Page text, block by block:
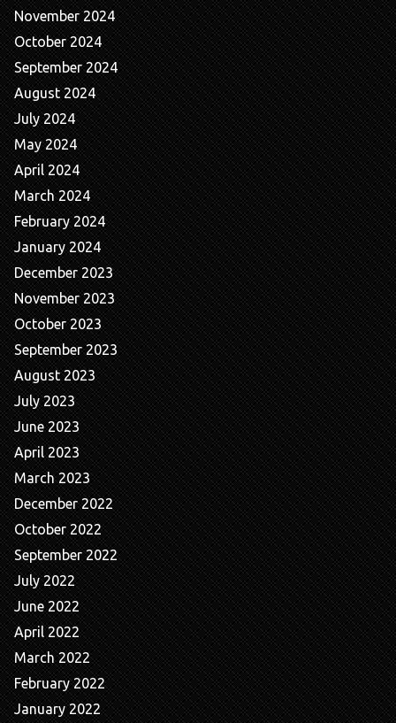
November 2024
October 2024
September 2024
August 2024
July 2024
May 2024
April 2024
March 2024
February 2024
January 2024
December 2023
November 2023
October 2023
September 2023
August 2023
July 2023
June 2023
April 2023
March 2023
December 2022
October 2022
September 2022
July 2022
June 2022
April 2022
March 2022
February 2022
January 2022